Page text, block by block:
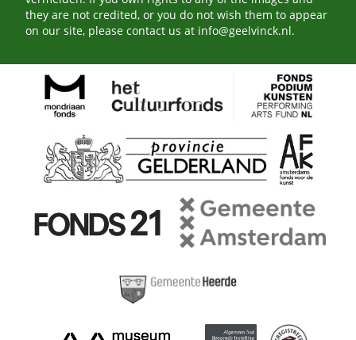
they are not credited, or you do not wish them to appear
on our site, please contact us at info@geelvinck.nl.